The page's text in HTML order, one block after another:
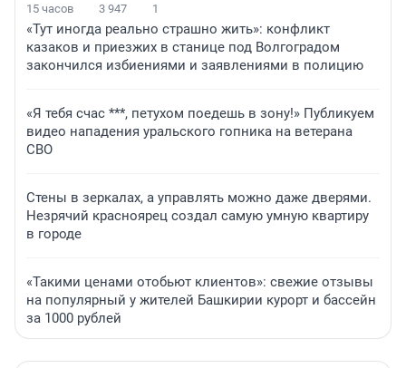
15 часов 3 947 1
«Тут иногда реально страшно жить»: конфликт
казаков и приезжих в станице под Волгоградом
закончился избиениями и заявлениями в полицию
«Я тебя счас ***, петухом поедешь в зону!» Публикуем
видео нападения уральского гопника на ветерана
СВО
Стены в зеркалах, а управлять можно даже дверями.
Незрячий красноярец создал самую умную квартиру
в городе
«Такими ценами отобьют клиентов»: свежие отзывы
на популярный у жителей Башкирии курорт и бассейн
за 1000 рублей